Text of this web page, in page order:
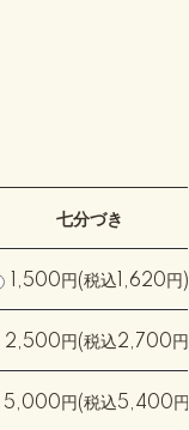
七分づき
1,500円(税込1,620円)
2,500円(税込2,700円)
5,000円(税込5,400円)